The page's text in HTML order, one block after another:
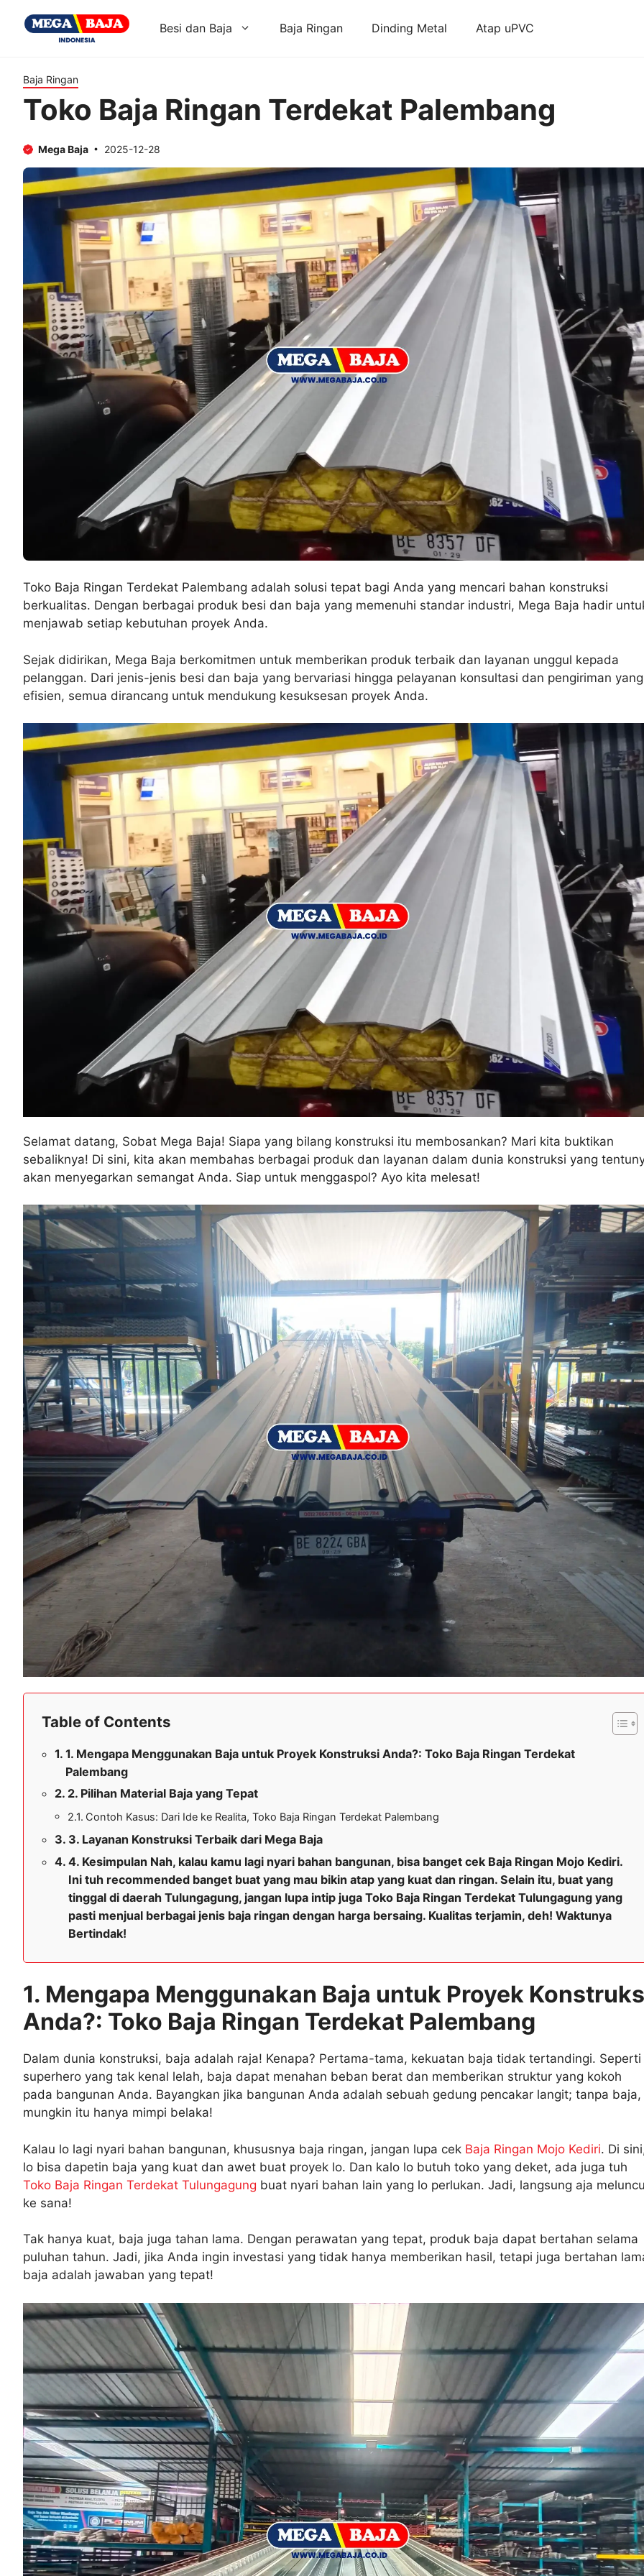
Besi dan Baja Baja Ringan Dinding Metal Atap uPVC
Baja Ringan
Toko Baja Ringan Terdekat Palembang
Mega Baja 2025-12-28
Toko Baja Ringan Terdekat Palembang adalah solusi tepat bagi Anda yang mencari bahan konstruksi
berkualitas. Dengan berbagai produk besi dan baja yang memenuhi standar industri, Mega Baja hadir
menjawab setiap kebutuhan proyek Anda.
Sejak didirikan, Mega Baja berkomitmen untuk memberikan produk terbaik dan layanan unggul kepada
pelanggan. Dari jenis-jenis besi dan baja yang bervariasi hingga pelayanan konsultasi dan pengiriman yang
efisien, semua dirancang untuk mendukung kesuksesan proyek Anda.
Selamat datang, Sobat Mega Baja! Siapa yang bilang konstruksi itu membosankan? Mari kita buktikan
sebaliknya! Di sini, kita akan membahas berbagai produk dan layanan dalam dunia konstruksi yang
akan menyegarkan semangat Anda. Siap untuk menggaspol? Ayo kita melesat!
Table of Contents
1. Mengapa Menggunakan Baja untuk Proyek Konstruksi Anda?: Toko Baja Ringan Terdekat
Palembang
2. Pilihan Material Baja yang Tepat
Contoh Kasus: Dari Ide ke Realita, Toko Baja Ringan Terdekat Palembang
3. Layanan Konstruksi Terbaik dari Mega Baja
4. Kesimpulan Nah, kalau kamu lagi nyari bahan bangunan, bisa banget cek Baja Ringan Mojo Kediri.
Ini tuh recommended banget buat yang mau bikin atap yang kuat dan ringan. Selain itu, buat yang
tinggal di daerah Tulungagung, jangan lupa intip juga Toko Baja Ringan Terdekat Tulungagung yang
pasti menjual berbagai jenis baja ringan dengan harga bersaing. Kualitas terjamin, deh! Waktunya
Bertindak!
1. Mengapa Menggunakan Baja untuk Proyek
Anda?: Toko Baja Ringan Terdekat Palembang
Dalam dunia konstruksi, baja adalah raja! Kenapa? Pertama-tama, kekuatan baja tidak tertandingi. Seperti
superhero yang tak kenal lelah, baja dapat menahan beban berat dan memberikan struktur yang kokoh
pada bangunan Anda. Bayangkan jika bangunan Anda adalah sebuah gedung pencakar langit; tanpa baja,
mungkin itu hanya mimpi belaka!
Kalau lo lagi nyari bahan bangunan, khususnya baja ringan, jangan lupa cek Baja Ringan Mojo Kediri. Di
lo bisa dapetin baja yang kuat dan awet buat proyek lo. Dan kalo lo butuh toko yang deket, ada juga tuh
Toko Baja Ringan Terdekat Tulungagung buat nyari bahan lain yang lo perlukan. Jadi, langsung aja
ke sana!
Tak hanya kuat, baja juga tahan lama. Dengan perawatan yang tepat, produk baja dapat bertahan selama
puluhan tahun. Jadi, jika Anda ingin investasi yang tidak hanya memberikan hasil, tetapi juga bertahan
baja adalah jawaban yang tepat!